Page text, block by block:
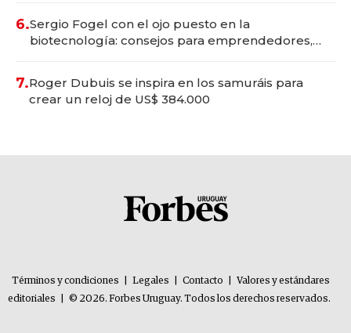
6.Sergio Fogel con el ojo puesto en la
biotecnología: consejos para emprendedores,
7.Roger Dubuis se inspira en los samuráis para
crear un reloj de US$ 384.000
Términos y condiciones Legales Contacto
Valores y estándares
editoriales
© 2026. Forbes Uruguay. Todos los derechos reservados.